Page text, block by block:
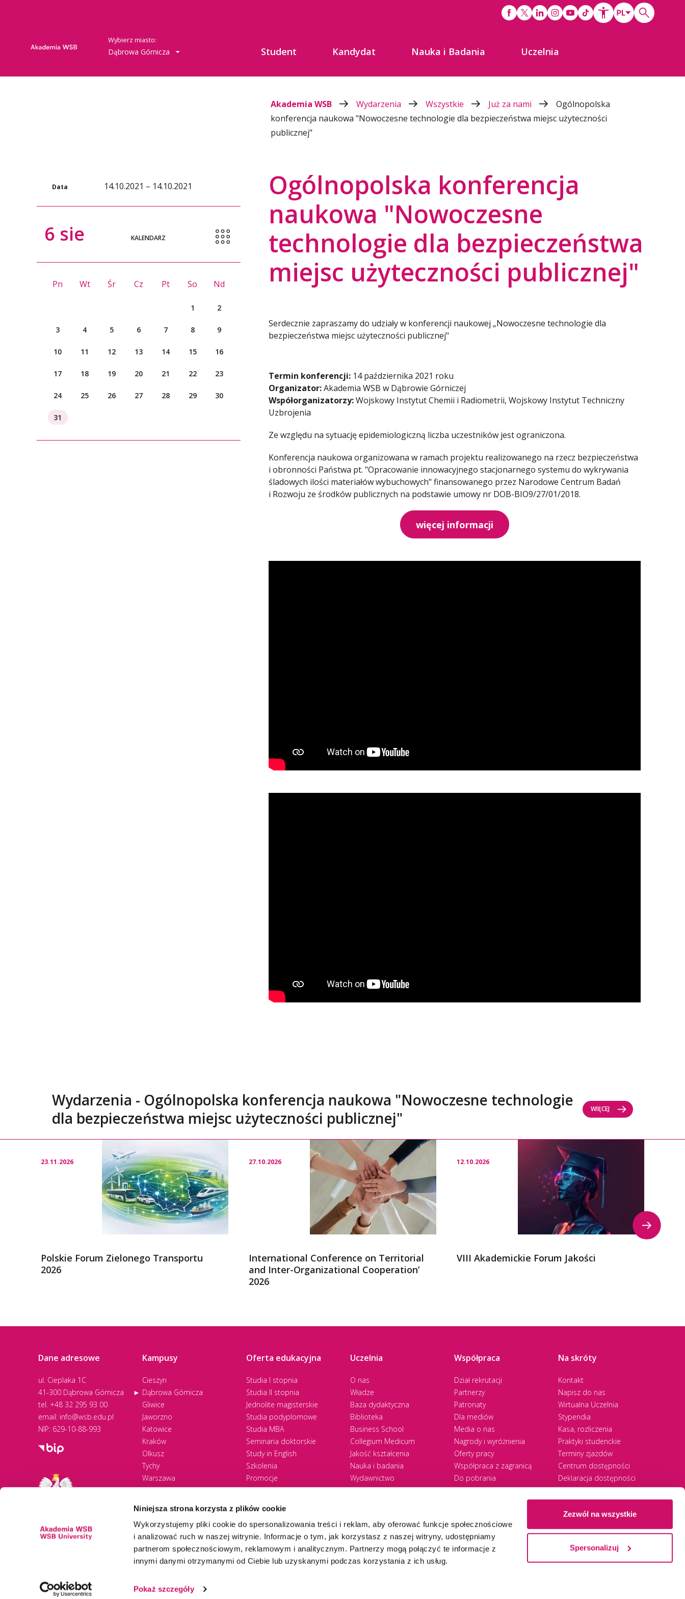
Niniejsza strona korzysta z plików cookie
Wykorzystujemy pliki cookie do spersonalizowania treści i reklam, aby oferować funkcje społecznościowe
i analizować ruch w naszej witrynie. Informacje o tym, jak korzystasz z naszej witryny, udostępniamy
partnerom społecznościowym, reklamowym i analitycznym. Partnerzy mogą połączyć te informacje z
innymi danymi otrzymanymi od Ciebie lub uzyskanymi podczas korzystania z ich usług.
Pokaż szczegóły
Zezwól na wszystkie
Spersonalizuj
Wybierz miasto:
Dąbrowa Górnicza Student Kandydat Nauka i Badania Uczelnia
Akademia WSB Wydarzenia Wszystkie Już za nami
Ogólnopolska
konferencja naukowa "Nowoczesne technologie dla bezpieczeństwa miejsc użyteczności
publicznej"
Data 14.10.2021 – 14.10.2021
6 sie KALENDARZ
Pn Wt Śr Cz Pt So Nd
1 2
3 4 5 6 7 8 9
10 11 12 13 14 15 16
17 18 19 20 21 22 23
24 25 26 27 28 29 30
31
Ogólnopolska konferencja
naukowa "Nowoczesne
technologie dla bezpieczeństwa
miejsc użyteczności publicznej"
Serdecznie zapraszamy do udziały w konferencji naukowej „Nowoczesne technologie dla
bezpieczeństwa miejsc użyteczności publicznej"
Termin konferencji: 14 października 2021 roku
Organizator:Akademia WSB w Dąbrowie Górniczej
Współorganizatorzy:Wojskowy Instytut Chemii i Radiometrii, Wojskowy Instytut Techniczny
Uzbrojenia
Ze względu na sytuację epidemiologiczną liczba uczestników jest ograniczona.
Konferencja naukowa organizowana w ramach projektu realizowanego na rzecz bezpieczeństwa
i obronności Państwa pt. "Opracowanie innowacyjnego stacjonarnego systemu do wykrywania
śladowych ilości materiałów wybuchowych" finansowanego przez Narodowe Centrum Badań
i Rozwoju ze środków publicznych na podstawie umowy nr DOB-BIO9/27/01/2018.
więcej informacji
Wydarzenia - Ogólnopolska konferencja naukowa "Nowoczesne technologie
dla bezpieczeństwa miejsc użyteczności publicznej"
WIĘCEJ
23.11.2026
Polskie Forum Zielonego Transportu
2026
27.10.2026
International Conference on Territorial
and Inter-Organizational Cooperation’
2026
12.10.2026
VIII Akademickie Forum Jakości
Dane adresowe
ul. Cieplaka 1C
41-300 Dąbrowa Górnicza
tel. +48 32 295 93 00
email: info@wsb.edu.pl
NIP: 629-10-88-993
Kampusy
Cieszyn
Dąbrowa Górnicza
Gliwice
Jaworzno
Katowice
Kraków
Olkusz
Tychy
Warszawa
Zawiercie
Oferta edukacyjna
Studia I stopnia
Studia II stopnia
Jednolite magisterskie
Studia podyplomowe
Studia MBA
Seminaria doktorskie
Study in English
Szkolenia
Promocje
Zasady rekrutacji
Uczelnia
O nas
Władze
Baza dydaktyczna
Biblioteka
Business School
Collegium Medicum
Jakość kształcenia
Nauka i badania
Wydawnictwo
Zrównoważony rozwój
Współpraca
Dział rekrutacji
Partnerzy
Patronaty
Dla mediów
Media o nas
Nagrody i wyróżnienia
Oferty pracy
Współpraca z zagranicą
Do pobrania
Na skróty
Kontakt
Napisz do nas
Wirtualna Uczelnia
Stypendia
Kasa, rozliczenia
Praktyki studenckie
Terminy zjazdów
Centrum dostępności
Deklaracja dostępności
RODO
Ⓒ 2026 Akademia WSBWSB University